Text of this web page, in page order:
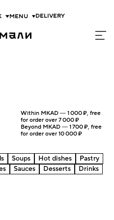
DELIVERY
Within MKAD — 1 000 ₽, free
for order over 7 000 ₽
Beyond MKAD — 1 700 ₽, free
for order over 10 000 ₽
Soups Hot dishes
Pastry
Sauces Desserts Drinks